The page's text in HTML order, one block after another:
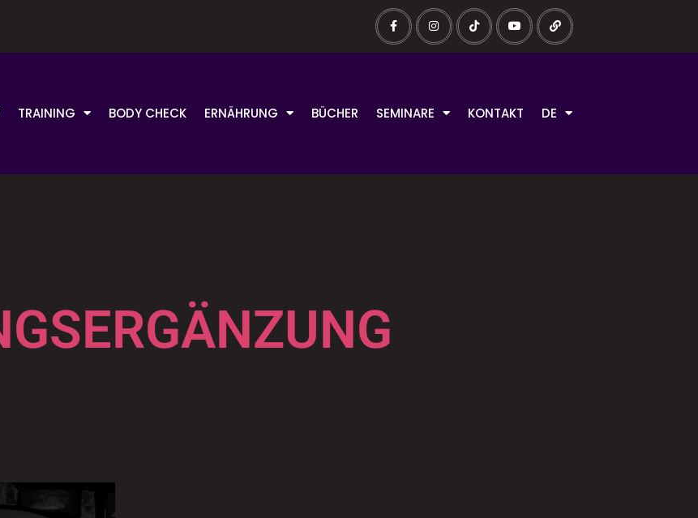
TRAINING BODY CHECK ERNÄHRUNG BÜCHER SEMINARE KONTAKT DE